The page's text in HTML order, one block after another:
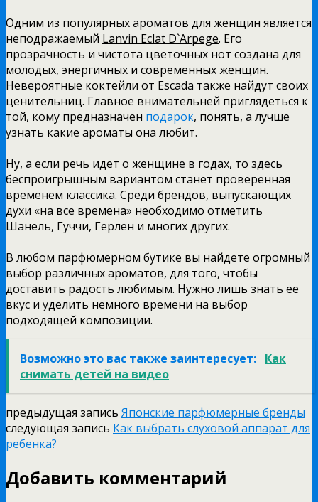
Одним из популярных ароматов для женщин является
неподражаемый Lanvin Eclat D`Arpege. Его
прозрачность и чистота цветочных нот создана для
молодых, энергичных и современных женщин.
Невероятные коктейли от Escada также найдут своих
ценительниц. Главное внимательней приглядеться к
той, кому предназначен подарок, понять, а лучше
узнать какие ароматы она любит.
Ну, а если речь идет о женщине в годах, то здесь
беспроигрышным вариантом станет проверенная
временем классика. Среди брендов, выпускающих
духи «на все времена» необходимо отметить
Шанель, Гуччи, Герлен и многих других.
В любом парфюмерном бутике вы найдете огромный
выбор различных ароматов, для того, чтобы
доставить радость любимым. Нужно лишь знать ее
вкус и уделить немного времени на выбор
подходящей композиции.
Возможно это вас также заинтересует: Как
снимать детей на видео
предыдущая запись Японские парфюмерные бренды
следующая запись Как выбрать слуховой аппарат для
ребенка?
Добавить комментарий